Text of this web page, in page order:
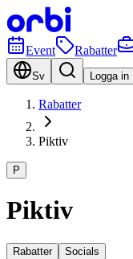
Event Rabatter
Sv Logga in
Rabatter
Piktiv
P
Piktiv
Rabatter Socials